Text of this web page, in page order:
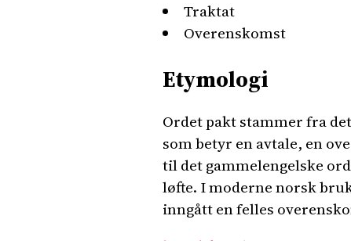
Traktat
Overenskomst
Etymologi
Ordet pakt stammer fra
som betyr en avtale, en
til det gammelengelske
løfte. I moderne norsk
inngått en felles